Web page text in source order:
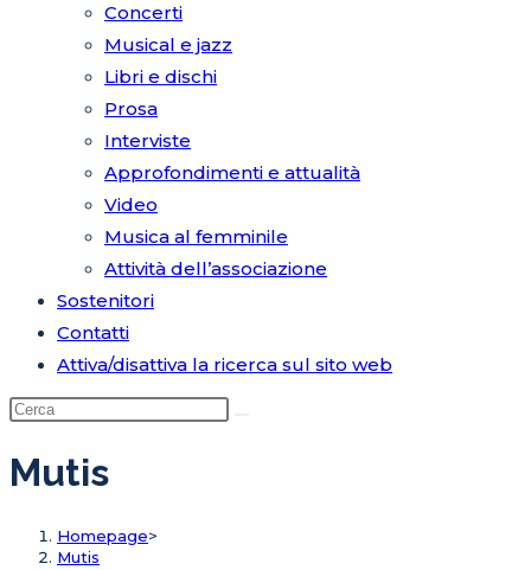
Concerti
Musical e jazz
Libri e dischi
Prosa
Interviste
Approfondimenti e attualità
Video
Musica al femminile
Attività dell’associazione
Sostenitori
Contatti
Attiva/disattiva la ricerca sul sito web
Mutis
Homepage>
Mutis